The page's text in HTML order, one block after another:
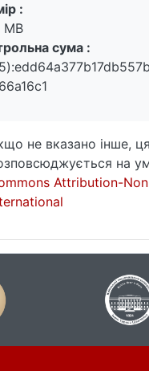
:
MB
сума :
не вказано інше,
на
Attribution-